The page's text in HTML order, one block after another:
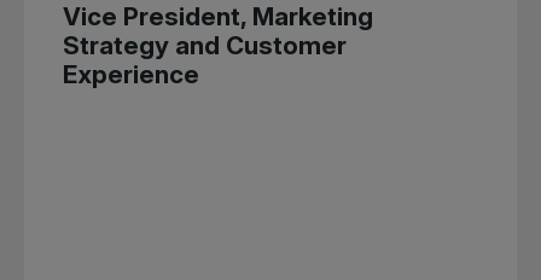
Vice President, Marketing
Strategy and Customer
Experience